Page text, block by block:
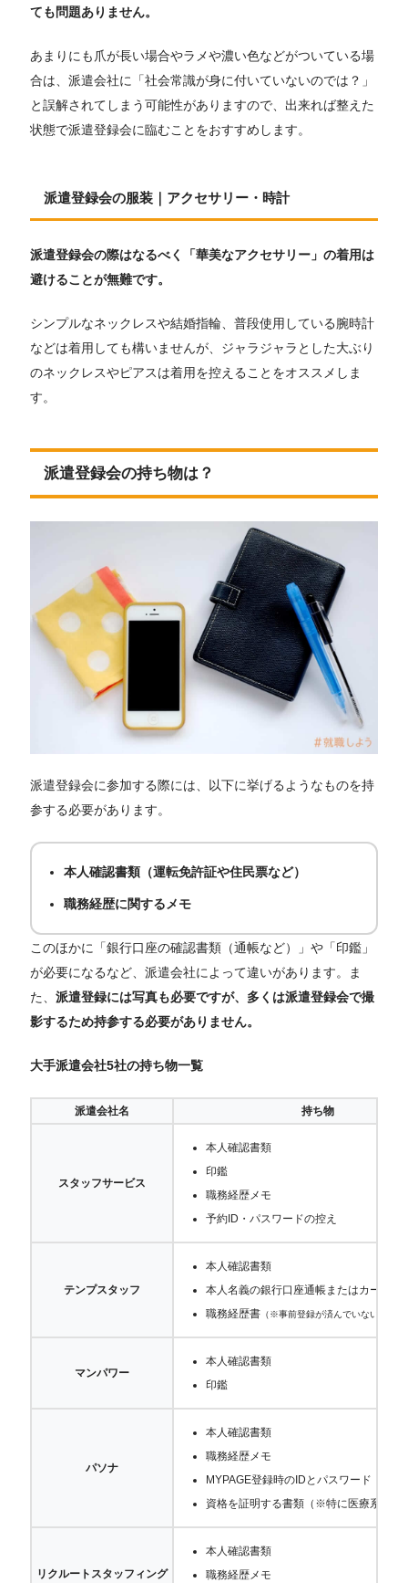
ても問題ありません。
あまりにも爪が長い場合やラメや濃い色などがついている場
合は、派遣会社に「社会常識が身に付いていないのでは？」
と誤解されてしまう可能性がありますので、出来れば整えた
状態で派遣登録会に臨むことをおすすめします。
派遣登録会の服装｜アクセサリー・時計
派遣登録会の際はなるべく「華美なアクセサリー」の着用は
避けることが無難です。
シンプルなネックレスや結婚指輪、普段使用している腕時計
などは着用しても構いませんが、ジャラジャラとした大ぶり
のネックレスやピアスは着用を控えることをオススメしま
す。
派遣登録会の持ち物は？
派遣登録会に参加する際には、以下に挙げるようなものを持
参する必要があります。
本人確認書類（運転免許証や住民票など）
職務経歴に関するメモ
このほかに「銀行口座の確認書類（通帳など）」や「印鑑」
が必要になるなど、派遣会社によって違いがあります。ま
た、 派遣登録には写真も必要ですが、多くは派遣登録会で撮
影するため持参する必要がありません。
大手派遣会社5社の持ち物一覧
派遣会社名 持ち物
スタッフサービス
本人確認書類
印鑑
職務経歴メモ
予約ID・パスワードの控え
テンプスタッフ
本人確認書類
本人名義の銀行口座通帳またはカード
職務経歴書（※事前登録が済んでいない方のみ
マンパワー
本人確認書類
印鑑
パソナ
本人確認書類
職務経歴メモ
MYPAGE登録時のIDとパスワード
資格を証明する書類（※特に医療系資格
リクルートスタッフィング
本人確認書類
職務経歴メモ